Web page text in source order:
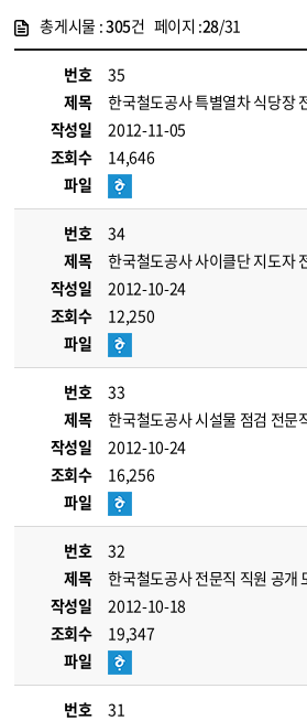
총게시물 :305건 페이지 :28/31
번호
35
제목
한국철도공사 특별열차 식당장
작성일
2012-11-05
조회수
14,646
파일
번호
34
제목
한국철도공사 사이클단 지도자
작성일
2012-10-24
조회수
12,250
파일
번호
33
제목
한국철도공사 시설물 점검 전문
작성일
2012-10-24
조회수
16,256
파일
번호
32
제목
한국철도공사 전문직 직원 공개
작성일
2012-10-18
조회수
19,347
파일
번호
31